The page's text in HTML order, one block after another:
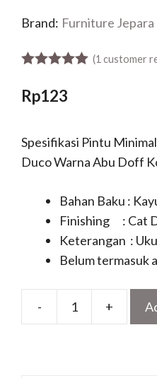
Brand: Furniture Jepara
(1 customer
Rp123
Spesifikasi Pintu
Duco Warna Abu Doff
Bahan Baku :
Finishing : Cat
Keterangan :
Belum termasuk
-
Pintu
+